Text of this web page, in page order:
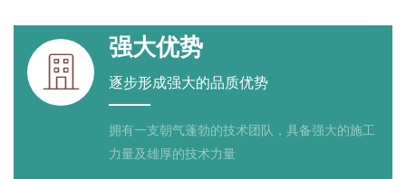

强大优势
逐步形成强大的品质优势
拥有一支朝气蓬勃的技术团队，具备强大的施工
力量及雄厚的技术力量